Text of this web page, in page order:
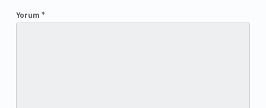
Yorum *